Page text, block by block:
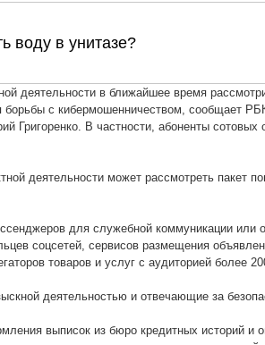
деятельности в ближайшее время
борьбы с кибермошенничеством, сообщает
Григоренко. В частности, абоненты сотовых
деятельности может рассмотреть пакет
для служебной коммуникации или
соцсетей, сервисов размещения
товаров и услуг с аудиторией более
деятельностью и отвечающие за
выписок из бюро кредитных историй и